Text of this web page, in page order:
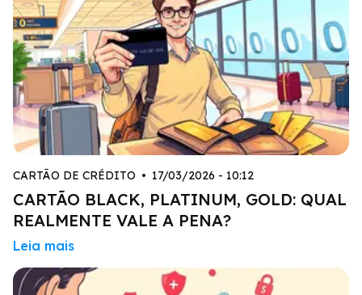
CARTÃO DE CRÉDITO • 17/03/2026 - 10:12
CARTÃO BLACK, PLATINUM, GOLD: QUAL
REALMENTE VALE A PENA?
Leia mais